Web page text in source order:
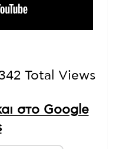
Total Views
στο Google